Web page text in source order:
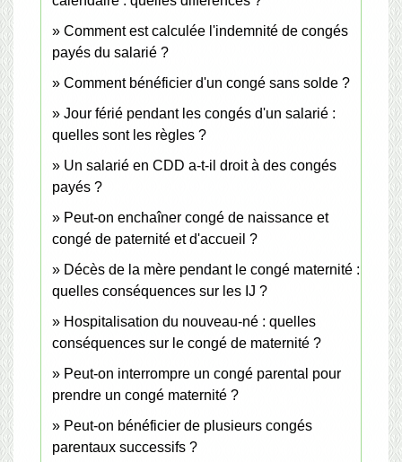
Comment est calculée l'indemnité de congés
payés du salarié ?
Comment bénéficier d'un congé sans solde ?
Jour férié pendant les congés d'un salarié :
quelles sont les règles ?
Un salarié en CDD a-t-il droit à des congés
payés ?
Peut-on enchaîner congé de naissance et
congé de paternité et d'accueil ?
Décès de la mère pendant le congé maternité :
quelles conséquences sur les IJ ?
Hospitalisation du nouveau-né : quelles
conséquences sur le congé de maternité ?
Peut-on interrompre un congé parental pour
prendre un congé maternité ?
Peut-on bénéficier de plusieurs congés
parentaux successifs ?